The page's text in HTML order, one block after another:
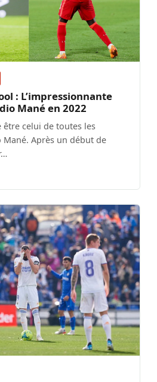
: L’impressionnante
Mané en 2022
être celui de toutes les
Mané. Après un début de